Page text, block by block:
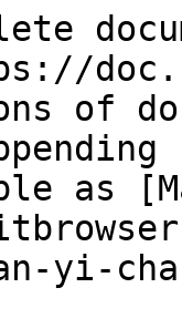
of
as
fan-yi-